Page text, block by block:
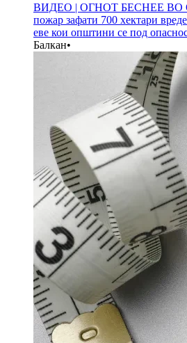
ВИДЕО | ОГНОТ БЕСНЕЕ ВО
пожар зафати 700 хектари
еве кои општини се под
Балкан•